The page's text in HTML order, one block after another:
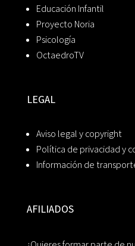
Educación Infantil
Proyecto Noria
Psicología
OctaedroTV
LEGAL
Aviso legal y copyright
Política de privacidad y
Información de
AFILIADOS